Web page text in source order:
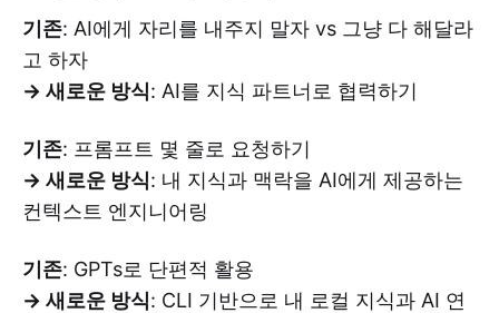
기존: AI에게 자리를 내주지 말자 vs 그냥 다 해달라
고 하자
→ 새로운 방식: AI를 지식 파트너로 협력하기
기존: 프롬프트 몇 줄로 요청하기
→ 새로운 방식: 내 지식과 맥락을 AI에게 제공하는
컨텍스트 엔지니어링
기존: GPTs로 단편적 활용
→ 새로운 방식: CLI 기반으로 내 로컬 지식과 AI 연